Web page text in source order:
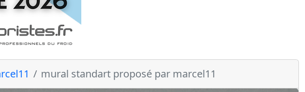
mural standart proposé par marcel11